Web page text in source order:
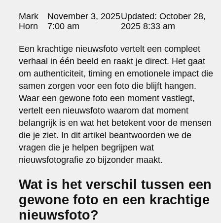
portraits 3
fd gazellen 2014
het zuiderlicht
thomas van luyn
various
parool christmas special
editorial
travel
commercial
fashion
contact
info@markhorn.nl
+31650600601
about
Posted
by:
Mark
Horn
November 3, 2025
7:00 am
Updated:October 28,
2025 8:33 am
Een krachtige nieuwsfoto vertelt een compleet
verhaal in één beeld en raakt je direct. Het gaat
om authenticiteit, timing en emotionele impact die
samen zorgen voor een foto die blijft hangen.
Waar een gewone foto een moment vastlegt,
vertelt een nieuwsfoto waarom dat moment
belangrijk is en wat het betekent voor de mensen
die je ziet. In dit artikel beantwoorden we de
vragen die je helpen begrijpen wat
nieuwsfotografie zo bijzonder maakt.
Wat is het verschil tussen een
gewone foto en een krachtige
nieuwsfoto?